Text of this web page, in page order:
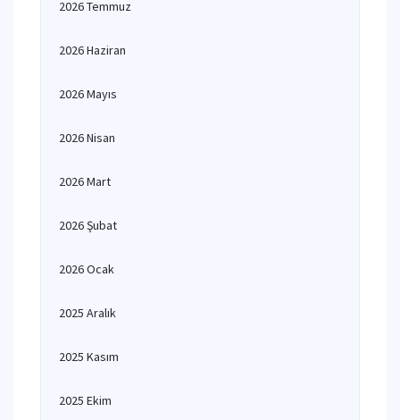
2026 Temmuz
2026 Haziran
2026 Mayıs
2026 Nisan
2026 Mart
2026 Şubat
2026 Ocak
2025 Aralık
2025 Kasım
2025 Ekim